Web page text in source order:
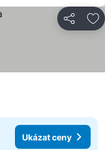
Sdílet
Ukázat ceny